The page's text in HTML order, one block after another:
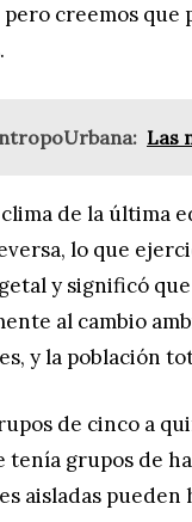
pero creemos
Las
de la última
lo que
y significó
al cambio
y la población
de cinco a
tenía grupos de
aisladas pueden